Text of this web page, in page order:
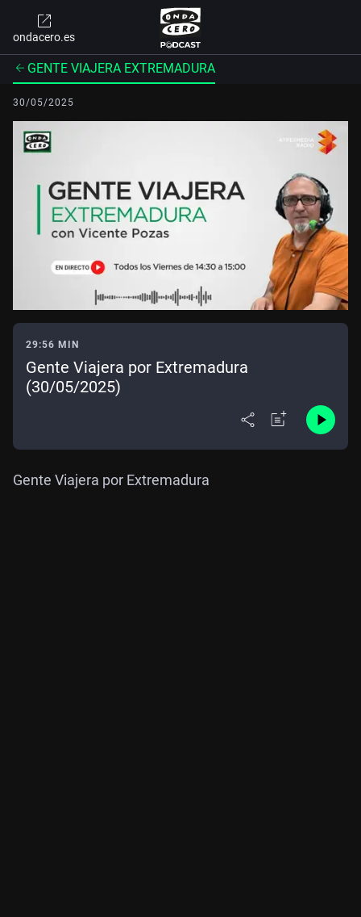
ondacero.es
GENTE VIAJERA EXTREMADURA
30/05/2025
29:56 MIN
Gente Viajera por Extremadura
(30/05/2025)
Gente Viajera por Extremadura